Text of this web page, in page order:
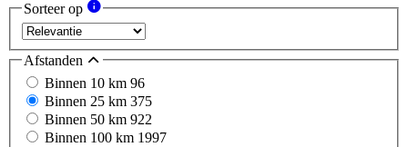
Sorteer op
Afstanden
Binnen 10 km 96
Binnen 25 km 375
Binnen 50 km 922
Binnen 100 km 1997